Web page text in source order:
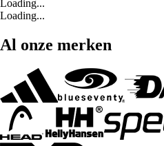
Loading...
Loading...
Al onze merken